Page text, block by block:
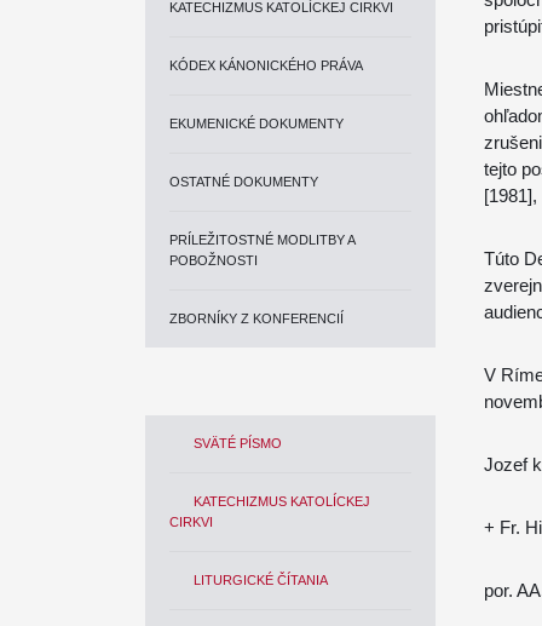
KATECHIZMUS KATOLÍCKEJ CIRKVI
KÓDEX KÁNONICKÉHO PRÁVA
EKUMENICKÉ DOKUMENTY
OSTATNÉ DOKUMENTY
PRÍLEŽITOSTNÉ MODLITBY A
POBOŽNOSTI
ZBORNÍKY Z KONFERENCIÍ
SVÄTÉ PÍSMO
KATECHIZMUS KATOLÍCKEJ
CIRKVI
LITURGICKÉ ČÍTANIA
tejto
Túto
V
Jozef
+ Fr.
por.